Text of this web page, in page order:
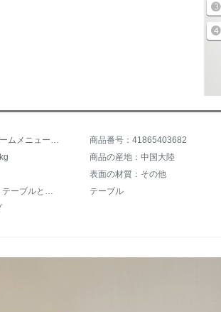
商品名称：QUANUホームメニューテーブルと椅子の組み合わせmodanファッションリビングルームと白黒テーブルのセットDX 118001テーブル6椅子 商品番号：41865403682
商品の産地：中国大陸
表面の材質：その他
食事と椅子のセット：テーブルと椅子と腰掛け
テーブル